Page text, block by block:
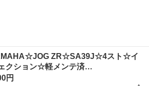
ZR☆SA39J☆4スト☆イ
クション☆軽メンテ済…
円